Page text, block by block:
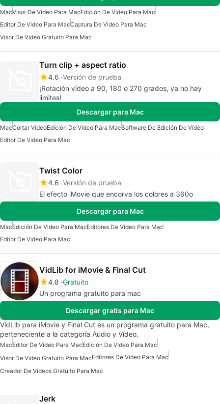
MacVisor De Video Para MacEdición De Video Para Mac
Editor De Video Para MacCaptura De Video Para Mac
Visor De Video Gratuito Para Mac
Turn clip + aspect ratio
4.6 Versión de prueba
¡Rotación vídeo a 90, 180 o 270 grados, ya no hay
limites!
Descargar para Mac
MacCortar VídeoEdición De Video Para MacSoftware De Edición De Vídeo
Editor De Video Para Mac
Twist Color
4.6 Versión de prueba
El efecto iMovie que encorva los colores a 360o
Descargar para Mac
MacEdición De Video Para MacEditores De Video Para Mac
Editor De Video Para Mac
VidLib for iMovie & Final Cut
4.8 Gratuito
Un programa gratuito para mac
Descargar gratis para Mac
VidLib para iMovie y Final Cut es un programa gratuito para Mac,
perteneciente a la categoría Audio y Vídeo.
MacEditor De Video Para MacEdición De Video Para Mac
Visor De Video Gratuito Para MacEditores De Video Para Mac
Creador De Videos Gratuito Para Mac
Jerk